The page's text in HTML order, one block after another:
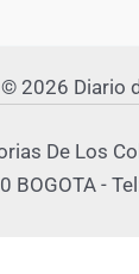
2026 Diario
De Los
BOGOTA -